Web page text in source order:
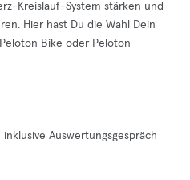
Kreislauf-System stärken und
Hier hast Du die Wahl Dein
Bike oder Peloton
Auswertungsgespräch